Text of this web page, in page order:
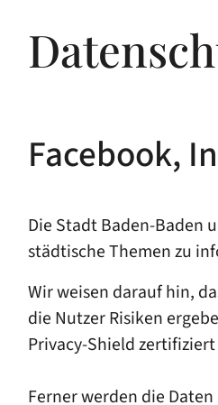
Facebook,
Die Stadt Baden-Baden
städtische Themen zu
Wir weisen darauf hin,
die Nutzer Risiken
Privacy-Shield
Ferner werden die